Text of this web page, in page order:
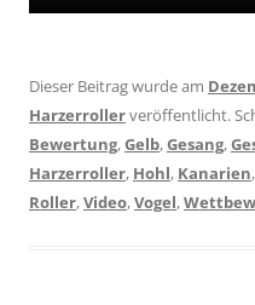
Dieser Beitrag wurde am
Harzerrollerveröffentlicht.
Bewertung,Gelb,Gesang,
Harzerroller, Hohl, Kanarien,
Roller,Video,Vogel,